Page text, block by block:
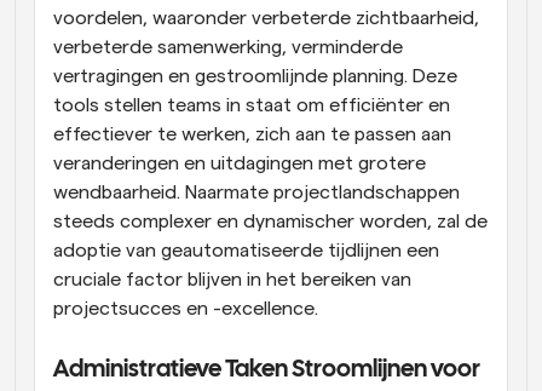
voordelen, waaronder verbeterde zichtbaarheid,
verbeterde samenwerking, verminderde
vertragingen en gestroomlijnde planning. Deze
tools stellen teams in staat om efficiënter en
effectiever te werken, zich aan te passen aan
veranderingen en uitdagingen met grotere
wendbaarheid. Naarmate projectlandschappen
steeds complexer en dynamischer worden, zal de
adoptie van geautomatiseerde tijdlijnen een
cruciale factor blijven in het bereiken van
projectsucces en -excellence.
Administratieve Taken Stroomlijnen voor